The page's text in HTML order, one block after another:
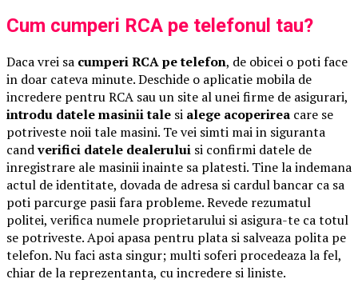
Cum cumperi RCA pe telefonul tau?
Daca vrei sa cumperi RCA pe telefon, de obicei o poti face
in doar cateva minute. Deschide o aplicatie mobila de
incredere pentru RCA sau un site al unei firme de asigurari,
introdu datele masinii tale si alege acoperirea care se
potriveste noii tale masini. Te vei simti mai in siguranta
candverifici datele dealerului si confirmi datele de
inregistrare ale masinii inainte sa platesti. Tine la indemana
actul de identitate, dovada de adresa si cardul bancar ca sa
poti parcurge pasii fara probleme. Revede rezumatul
politei, verifica numele proprietarului si asigura-te ca totul
se potriveste. Apoi apasa pentru plata si salveaza polita pe
telefon. Nu faci asta singur; multi soferi procedeaza la fel,
chiar de la reprezentanta, cu incredere si liniste.